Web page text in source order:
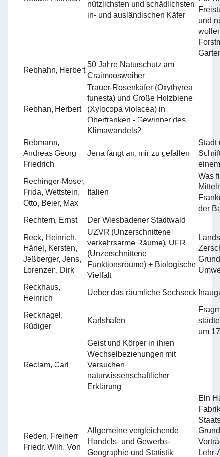
nützlichsten und schädlichsten
in- und ausländischen Käfer
und
Rebhahn, Herbert
50 Jahre Naturschutz am
Craimoosweiher
Rebhan, Herbert
Trauer-Rosenkäfer (Oxythyrea
funesta) und Große Holzbiene
(Xylocopa violacea) in
Oberfranken - Gewinner des
Klimawandels?
Rebmann,
Andreas Georg
Friedrich
Jena fängt an, mir zu gefallen
Stadt
Rechinger-Moser,
Frida, Wettstein,
Otto, Beier, Max
Italien
Was
der
Rechtern, Ernst
Der Wiesbadener Stadtwald
Reck, Heinrich,
Hänel, Kersten,
Jeßberger, Jens,
Lorenzen, Dirk
UZVR (Unzerschnittene
verkehrsarme Räume), UFR
(Unzerschnittene
Funktionsröume) + Biologische
Vielfalt
Reckhaus,
Heinrich
Ueber das räumliche Sechseck
Recknagel,
Rüdiger
Karlshafen
um
Reclam, Carl
Geist und Körper in ihren
Wechselbeziehungen mit
Versuchen
naturwissenschaftlicher
Erklärung
Reden, Freiherr
Friedr. Wilh. Von
Allgemeine vergleichende
Handels- und Gewerbs-
Geographie und Statistik
Ein
Lehr-